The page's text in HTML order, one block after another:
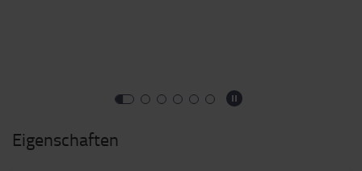
Eigenschaften